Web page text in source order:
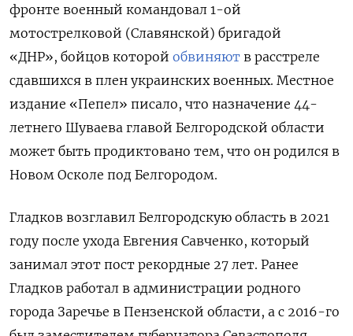
фронте военный командовал 1-ой
мотострелковой (Славянской) бригадой
«ДНР», бойцов которой обвиняют в расстреле
сдавшихся в плен украинских военных. Местное
издание «Пепел» писало, что назначение 44-
летнего Шуваева главой Белгородской области
может быть продиктовано тем, что он родился в
Новом Осколе под Белгородом.
Гладков возглавил Белгородскую область в 2021
году после ухода Евгения Савченко, который
занимал этот пост рекордные 27 лет. Ранее
Гладков работал в администрации родного
города Заречье в Пензенской области, а с 2016-го